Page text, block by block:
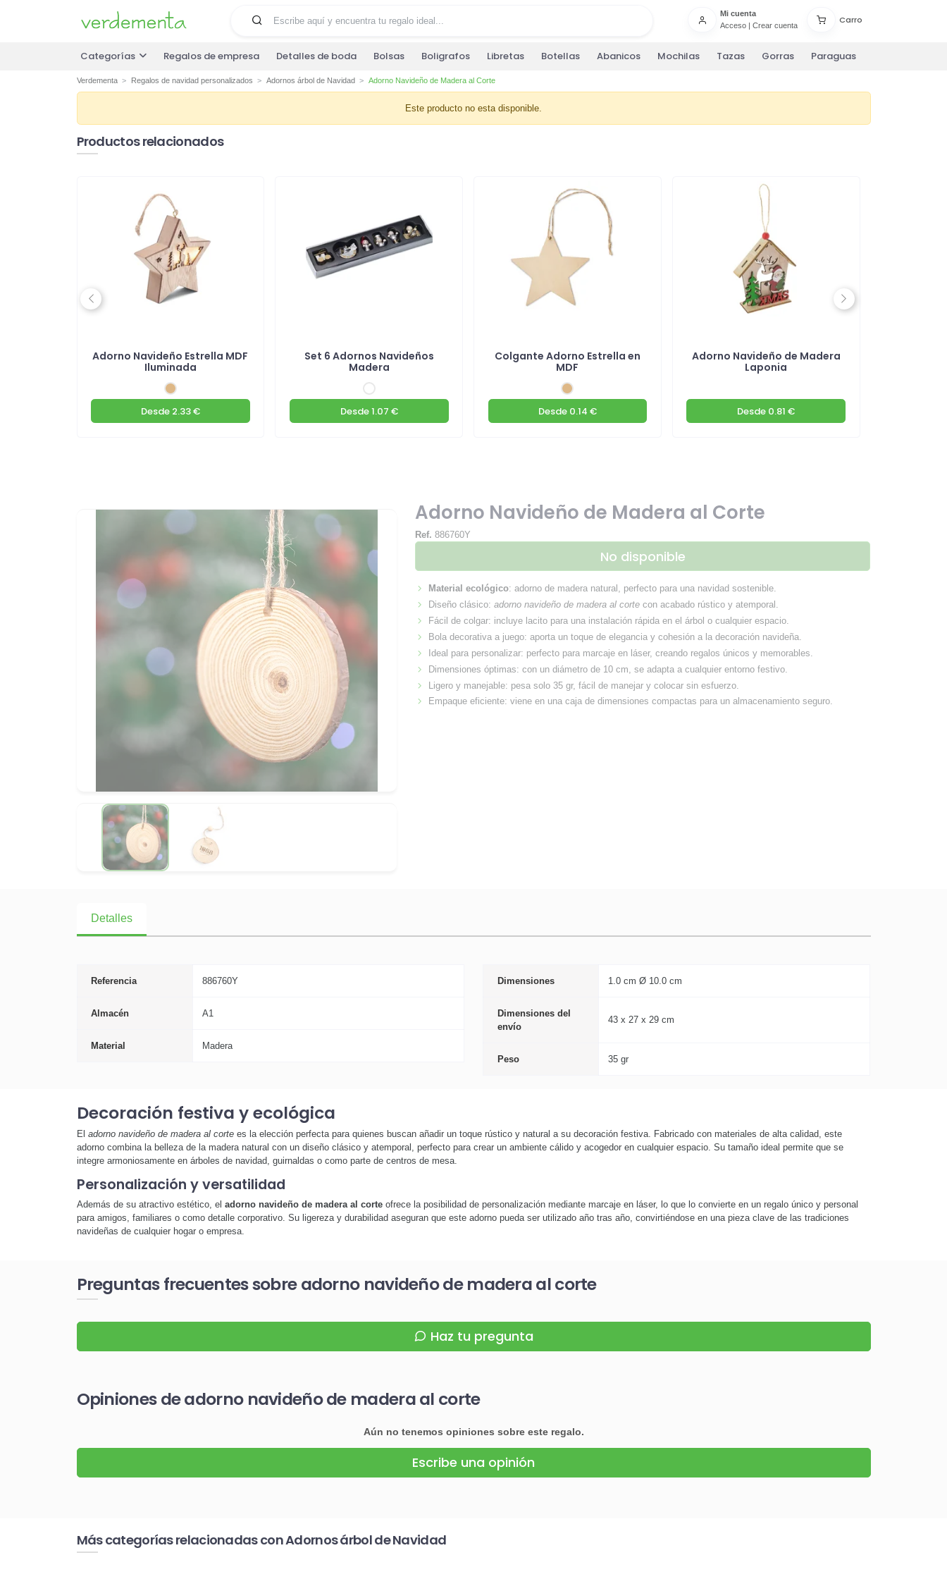
Mi cuenta
Acceso| Crear cuenta
Carro
Categorías Regalos de empresa Detalles de boda Bolsas Boligrafos Libretas Botellas Abanicos Mochilas Tazas Gorras Paraguas
Verdementa Regalos de navidad personalizados Adornos árbol de Navidad Adorno Navideño de Madera al Corte
Este producto no esta disponible.
Productos relacionados
Adorno Navideño Estrella MDF
Iluminada
Desde2.33 €
Set 6 Adornos Navideños
Madera
Desde1.07 €
Colgante Adorno Estrella en
MDF
Desde0.14 €
Adorno Navideño de Madera
Laponia
Desde 0.81 €
Previous Next
Adorno Navideño de Madera al Corte
Ref. 886760Y
No disponible
Material ecológico: adorno de madera natural, perfecto para una navidad sostenible.
Diseño clásico:adorno navideño de madera al corte con acabado rústico y atemporal.
Fácil de colgar: incluye lacito para una instalación rápida en el árbol o cualquier espacio.
Bola decorativa a juego: aporta un toque de elegancia y cohesión a la decoración navideña.
Ideal para personalizar: perfecto para marcaje en láser, creando regalos únicos y memorables.
Dimensiones óptimas: con un diámetro de 10 cm, se adapta a cualquier entorno festivo.
Ligero y manejable: pesa solo 35 gr, fácil de manejar y colocar sin esfuerzo.
Empaque eficiente: viene en una caja de dimensiones compactas para un almacenamiento seguro.
Detalles
Referencia 886760Y
Almacén A1
Material Madera
Dimensiones 1.0 cm Ø 10.0 cm
Dimensiones del
envío
43 x 27 x 29 cm
Peso 35 gr
Decoración festiva y ecológica
El adorno navideño de madera al cortees la elección perfecta para quienes buscan añadir un toque rústico y natural a su decoración festiva. Fabricado con materiales de alta calidad, este
adorno combina la belleza de la madera natural con un diseño clásico y atemporal, perfecto para crear un ambiente cálido y acogedor en cualquier espacio. Su tamaño ideal permite que se
integre armoniosamente en árboles de navidad, guirnaldas o como parte de centros de mesa.
Personalización y versatilidad
Además de su atractivo estético, el adorno navideño de madera al corteofrece la posibilidad de personalización mediante marcaje en láser, lo que lo convierte en un regalo único y personal
para amigos, familiares o como detalle corporativo. Su ligereza y durabilidad aseguran que este adorno pueda ser utilizado año tras año, convirtiéndose en una pieza clave de las tradiciones
navideñas de cualquier hogar o empresa.
Preguntas frecuentes sobre adorno navideño de madera al corte
Haz tu pregunta
Opiniones de adorno navideño de madera al corte
Aún no tenemos opiniones sobre este regalo.
Escribe una opinión
Más categorías relacionadas con Adornos árbol de Navidad